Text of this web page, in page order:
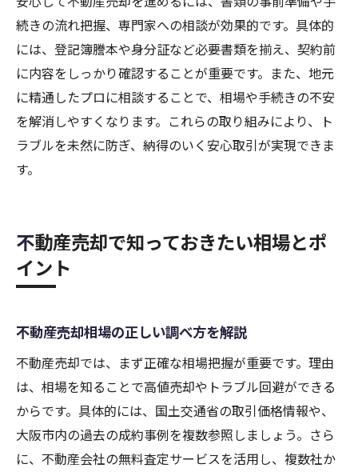
続きの流れ把握、専門家への相談が効果的です。具体的
には、登記簿謄本や身分証など必要書類を揃え、契約前
に内容をしっかり確認することが重要です。また、地元
に精通したプロに相談することで、相場や手続きの不安
を解消しやすくなります。これらの取り組みにより、ト
ラブルを未然に防ぎ、納得のいく安心取引が実現できま
す。
不動産売却で知っておきたい相場とポ
イント
不動産売却相場の正しい調べ方を解説
不動産売却では、まず正確な相場把握が重要です。理由
は、相場を知ることで高値売却やトラブル回避ができる
からです。具体的には、国土交通省の取引価格情報や、
大阪市内の過去の成約事例を複数参照しましょう。さら
に、不動産会社の無料査定サービスを活用し、複数社か